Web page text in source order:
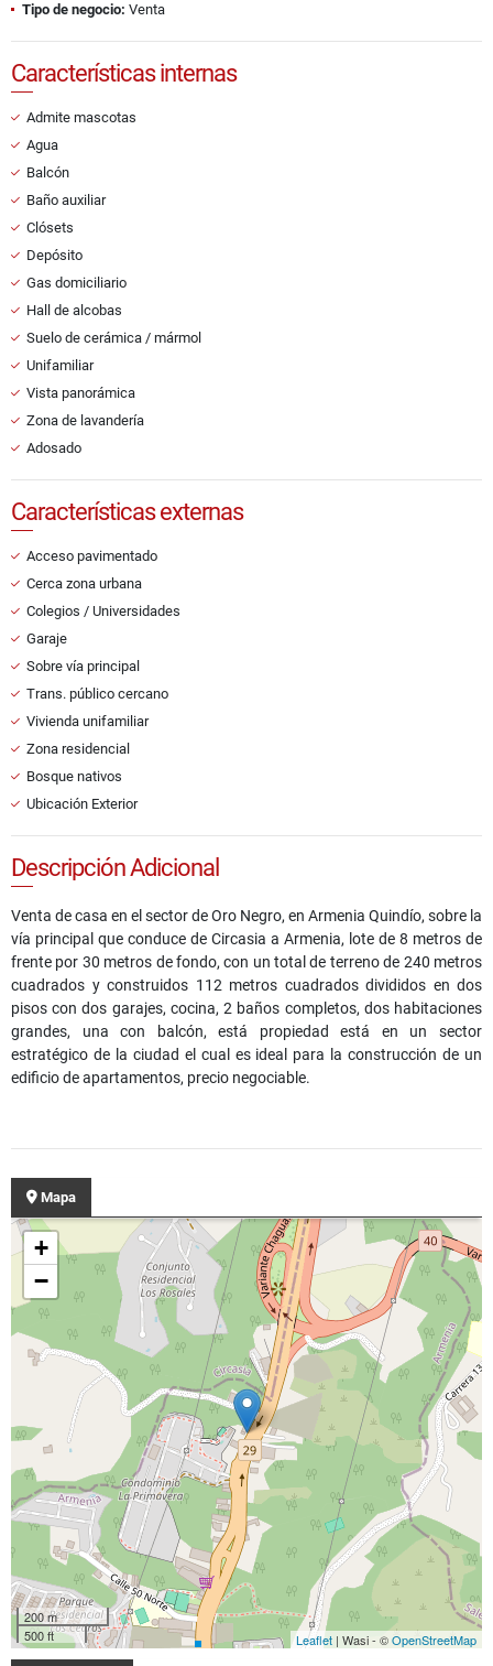
Tipo de negocio: Venta
Características internas
Admite mascotas
Agua
Balcón
Baño auxiliar
Clósets
Depósito
Gas domiciliario
Hall de alcobas
Suelo de cerámica / mármol
Unifamiliar
Vista panorámica
Zona de lavandería
Adosado
Características externas
Acceso pavimentado
Cerca zona urbana
Colegios / Universidades
Garaje
Sobre vía principal
Trans. público cercano
Vivienda unifamiliar
Zona residencial
Bosque nativos
Ubicación Exterior
Descripción Adicional
Venta de casa en el sector de Oro Negro, en Armenia Quindío, sobre la
vía principal que conduce de Circasia a Armenia, lote de 8 metros de
frente por 30 metros de fondo, con un total de terreno de 240 metros
cuadrados y construidos 112 metros cuadrados divididos en dos
pisos con dos garajes, cocina, 2 baños completos, dos habitaciones
grandes, una con balcón, está propiedad está en un sector
estratégico de la ciudad el cual es ideal para la construcción de un
edificio de apartamentos, precio negociable.
Mapa
+
−
200 m
500 ft
Leaflet | Wasi - ©OpenStreetMap